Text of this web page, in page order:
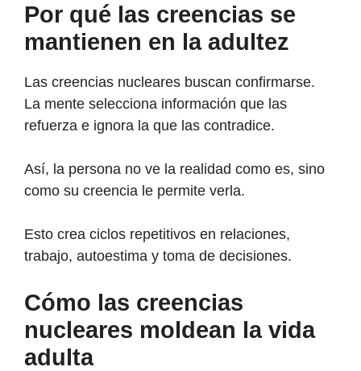
Por qué las creencias se
mantienen en la adultez
Las creencias nucleares buscan confirmarse.
La mente selecciona información que las
refuerza e ignora la que las contradice.
Así, la persona no ve la realidad como es, sino
como su creencia le permite verla.
Esto crea ciclos repetitivos en relaciones,
trabajo, autoestima y toma de decisiones.
Cómo las creencias
nucleares moldean la vida
adulta